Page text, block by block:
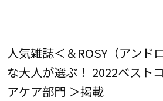
人気雑誌＜＆ROSY（アンド
な大人が選ぶ！ 2022ベスト
アケア部門 ＞掲載